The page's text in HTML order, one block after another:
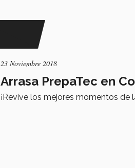
23 Noviembre 2018
Arrasa PrepaTec en
¡Revive los mejores momentos de